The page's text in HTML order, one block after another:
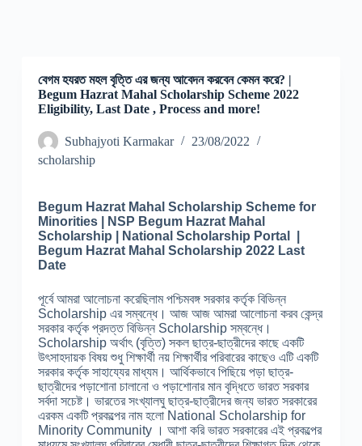
বেগম হযরত মহল বৃত্তি এর জন্য আবেদন করবেন কেমন করে? |
Begum Hazrat Mahal Scholarship Scheme 2022
Eligibility, Last Date , Process and more!
Subhajyoti Karmakar
23/08/2022
scholarship
Begum Hazrat Mahal Scholarship Scheme for
Minorities | NSP Begum Hazrat Mahal
Scholarship | National Scholarship Portal |
Begum Hazrat Mahal Scholarship 2022 Last
Date
পূর্বে আমরা আলোচনা করেছিলাম পশ্চিমবঙ্গ সরকার কর্তৃক বিভিন্ন
Scholarship এর সম্বন্ধে। আজ আজ আমরা আলোচনা করব কেন্দ্র
সরকার কর্তৃক প্রদত্ত বিভিন্ন Scholarship সম্বন্ধে।
Scholarship অর্থাৎ (বৃত্তি) সকল ছাত্র-ছাত্রীদের কাছে একটি
উৎসাহদায়ক বিষয় শুধু শিক্ষার্থী নয় শিক্ষার্থীর পরিবারের কাছেও এটি একটি
সরকার কর্তৃক সাহায্যের মাধ্যম। আর্থিকভাবে পিছিয়ে পড়া ছাত্র-
ছাত্রীদের পড়াশোনা চালানো ও পড়াশোনার মান বৃদ্ধিতে ভারত সরকার
সর্বদা সচেষ্ট। ভারতের সংখ্যালঘু ছাত্র-ছাত্রীদের জন্য ভারত সরকারের
এরকম একটি প্রকল্পের নাম হলো National Scholarship for
Minority Community । আশা করি ভারত সরকারের এই প্রকল্পের